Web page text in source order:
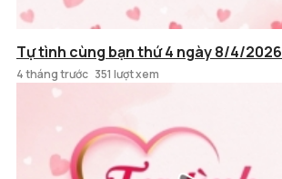
Tự tình cùng bạn thứ 4 ngày 8/4/2026
4 tháng trước 351 lượt xem